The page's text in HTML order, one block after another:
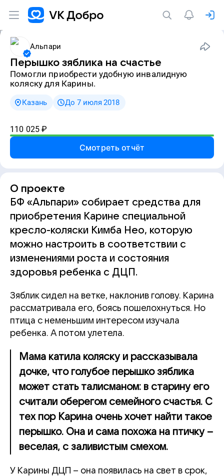
Альпари
Перышко зяблика на счастье
Помогли приобрести удобную инвалидную
коляску для Карины.
Казань До 7 июля 2018
110 025 ₽
Смотреть отчёт
О проекте
БФ «Альпари» собирает средства для
приобретения Карине специальной
кресло-коляски Кимба Нео, которую
можно настроить в соответствии с
изменениями роста и состояния
здоровья ребенка с ДЦП.
Зяблик сидел на ветке, наклонив голову. Карина
рассматривала его, боясь пошелохнуться. Но
птица с неменьшим интересом изучала
ребенка. А потом улетела.
Мама катила коляску и рассказывала
дочке, что голубое перышко зяблика
может стать талисманом: в старину его
считали оберегом семейного счастья. С
тех пор Карина очень хочет найти такое
перышко. Она и сама похожа на птичку –
веселая, с заливистым смехом.
У Карины ДЦП – она появилась на свет в срок,